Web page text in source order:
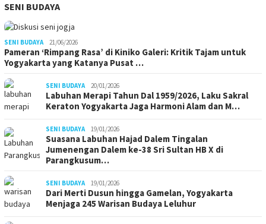
SENI BUDAYA
SENI BUDAYA 21/06/2026
Pameran ‘Rimpang Rasa’ di Kiniko Galeri: Kritik Tajam untuk
Yogyakarta yang Katanya Pusat …
SENI BUDAYA 20/01/2026
Labuhan Merapi Tahun Dal 1959/2026, Laku Sakral
Keraton Yogyakarta Jaga Harmoni Alam dan M…
SENI BUDAYA 19/01/2026
Suasana Labuhan Hajad Dalem Tingalan
Jumenengan Dalem ke-38 Sri Sultan HB X di
Parangkusum…
SENI BUDAYA 19/01/2026
Dari Merti Dusun hingga Gamelan, Yogyakarta
Menjaga 245 Warisan Budaya Leluhur